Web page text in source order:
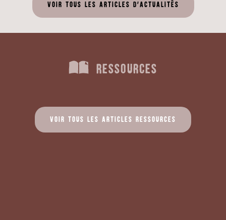
Voir tous les articles d'actualités
Ressources
Voir tous les articles ressources